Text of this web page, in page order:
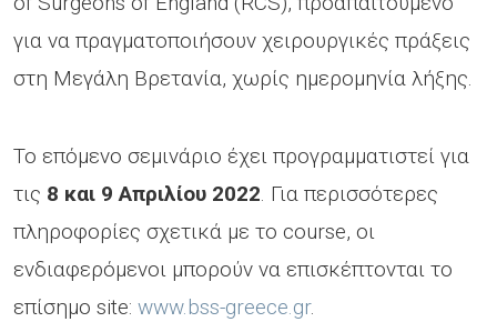
για να πραγματοποιήσουν χειρουργικές πράξεις
στη Μεγάλη Βρετανία, χωρίς ημερομηνία λήξης.
Το επόμενο σεμινάριο έχει προγραμματιστεί για
τις 8 και 9 Απριλίου 2022. Για περισσότερες
πληροφορίες σχετικά με το course, οι
ενδιαφερόμενοι μπορούν να επισκέπτονται το
επίσημο site: www.bss-greece.gr.